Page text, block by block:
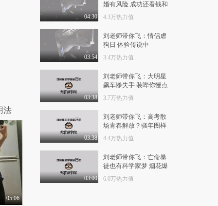
02:27
《只为遇见你》第43集
预告
02:05
《绽放吧,百合》第43
集预告
《封神演义》第43集预
《破冰行动》第43集预
《筑梦情缘》第43集预
04:30
婚有风险 成功还看钱和
脸
4.3万热力值
03:54
刘老师带你飞：情侣虐
狗日 体验传说中
的“瞎”啪啪
3.4万热力值
03:38
刘老师带你飞：大明星
飙车惨失手 装哔你慢点
手别抖
3.7万热力值
03:38
刘老师带你飞：高考散
场青春解放？骚年图样
别着急浪
4.4万热力值
03:00
刘老师带你飞：亡命暴
徒也有科学家梦 烟花爆
竹加酒瓶竟造出炸弹
6.0万热力值
法
05:06